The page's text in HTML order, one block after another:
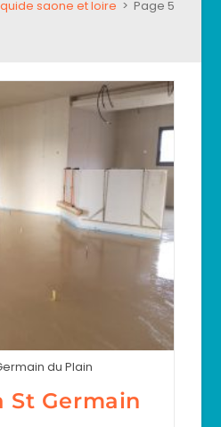
search
saone et loire > Page 5
du Plain
St Germain